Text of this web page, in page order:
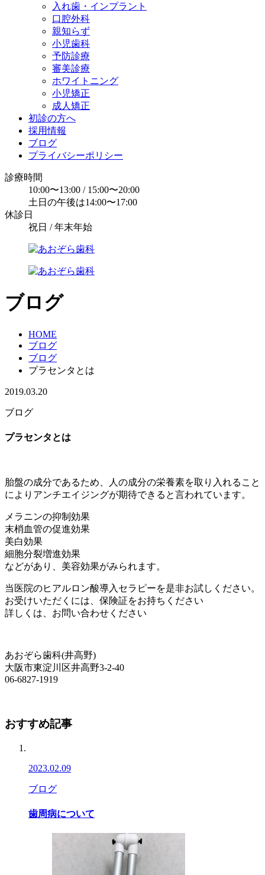
入れ歯・インプラント
口腔外科
親知らず
小児歯科
予防診療
審美診療
ホワイトニング
小児矯正
成人矯正
初診の方へ
採用情報
ブログ
プライバシーポリシー
診療時間
10:00〜13:00 / 15:00〜20:00
土日の午後は14:00〜17:00
休診日
祝日 / 年末年始
ブログ
HOME
ブログ
ブログ
プラセンタとは
2019.03.20
ブログ
プラセンタとは
胎盤の成分であるため、人の成分の栄養素を取り入れること
によりアンチエイジングが期待できると言われています。
メラニンの抑制効果
末梢血管の促進効果
美白効果
細胞分裂増進効果
などがあり、美容効果がみられます。
当医院のヒアルロン酸導入セラピーを是非お試しください。
お受けいただくには、保険証をお持ちください
詳しくは、お問い合わせください
あおぞら歯科(井高野)
大阪市東淀川区井高野3-2-40
06-6827-1919
おすすめ記事
2023.02.09
ブログ
歯周病について